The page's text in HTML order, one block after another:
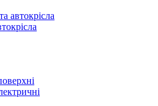
автокрісла